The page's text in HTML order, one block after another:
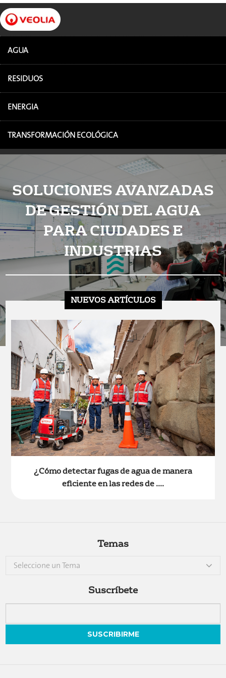
AGUA
RESIDUOS
ENERGIA
TRANSFORMACIÓN ECOLÓGICA
SOLUCIONES AVANZADAS
DE GESTIÓN DEL AGUA
PARA CIUDADES E
INDUSTRIAS
NUEVOS ARTÍCULOS
¿Cómo detectar fugas de agua de manera
eficiente en las redes de ....
Temas
Seleccione un Tema
Suscríbete